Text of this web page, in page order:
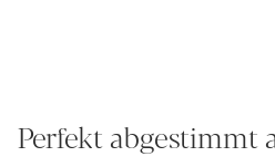
Perfekt abgestimmt